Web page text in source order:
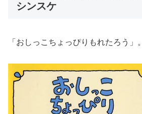
シンスケ
「おしっこちょっぴりもれたろう」。